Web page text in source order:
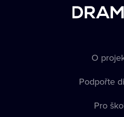
O
Podpořte
Pro